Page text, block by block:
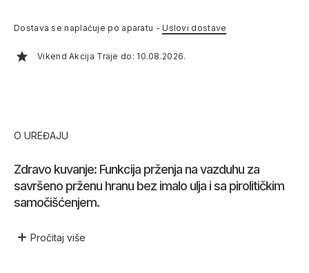
Dostava se naplaćuje po aparatu -Uslovi dostave
Vikend Akcija Traje do: 10.08.2026.
O UREĐAJU
Zdravo kuvanje: Funkcija prženja na vazduhu za
savršeno prženu hranu bez imalo ulja i sa pirolitičkim
samočišćenjem.
Pročitaj više